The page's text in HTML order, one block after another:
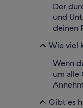
Der
und
deinen
Wie viel
Wenn
um alle
Gibt es